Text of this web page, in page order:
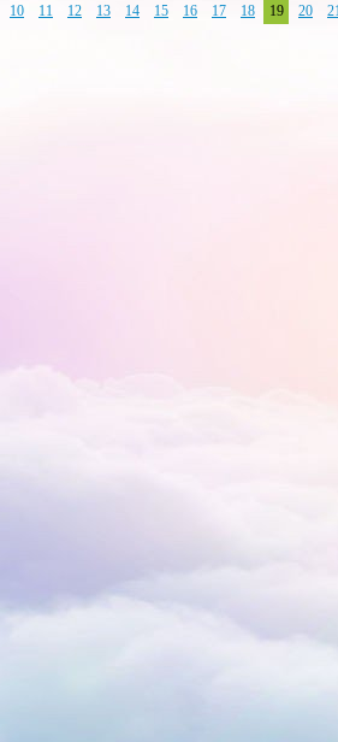
10 11 12 13 14 15 16 17 18 19 20 21